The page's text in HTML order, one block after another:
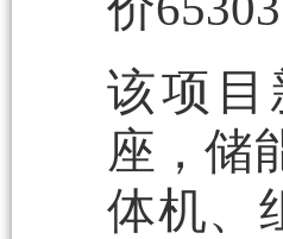
该项目
座，储
体机、